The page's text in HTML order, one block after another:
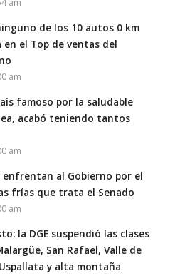
am
de los 10 autos 0 km
en el Top de ventas del
am
famoso por la saludable
acabó teniendo tantos
am
enfrentan al Gobierno por el
frías que trata el Senado
am
la DGE suspendió las clases
San Rafael, Valle de
y alta montaña